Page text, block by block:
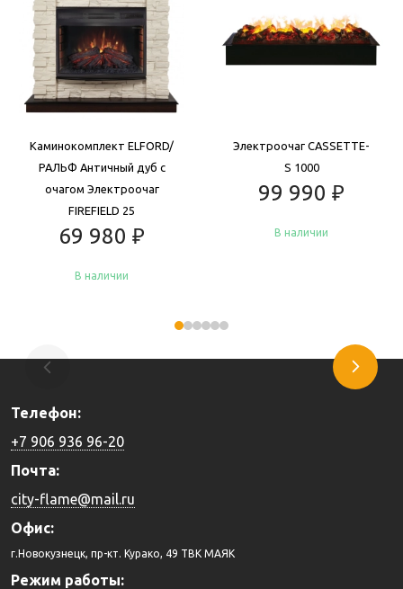
Каминокомплект ELFORD/
РАЛЬФ Античный дуб с
очагом Электроочаг
FIREFIELD 25
69 980 ₽
В наличии
Электроочаг CASSETTE-
S 1000
99 990 ₽
В наличии
Телефон:
+7 906 936 96-20
Почта:
city-flame@mail.ru
Офис:
г.Новокузнецк, пр-кт. Курако, 49 ТВК МАЯК
Режим работы: